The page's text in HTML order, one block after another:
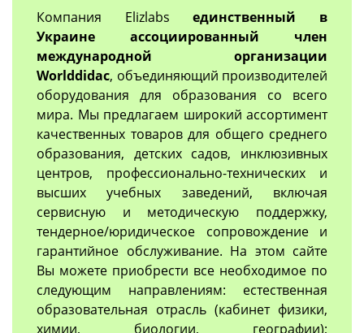
Компания Elizlabsединственный в
Украине ассоциированный член
международной организации
Worlddidac, объединяющий производителей
оборудования для образования со всего
мира. Мы предлагаем широкий ассортимент
качественных товаров для общего среднего
образования, детских садов, инклюзивных
центров, профессионально-технических и
высших учебных заведений, включая
сервисную и методическую поддержку,
тендерное/юридическое сопровождение и
гарантийное обслуживание. На этом сайте
Вы можете приобрести все необходимое по
следующим направлениям: естественная
образовательная отрасль (кабинет физики,
химии, биологии, географии);